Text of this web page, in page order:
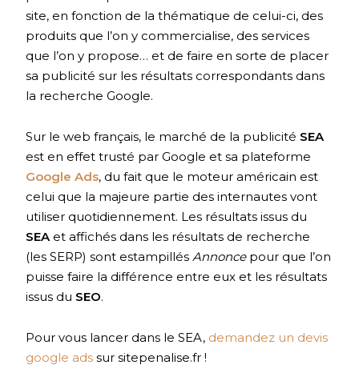
site, en fonction de la thématique de celui-ci, des
produits que l’on y commercialise, des services
que l’on y propose… et de faire en sorte de placer
sa publicité sur les résultats correspondants dans
la recherche Google.
Sur le web français, le marché de la publicité SEA
est en effet trusté par Google et sa plateforme
Google Ads, du fait que le moteur américain est
celui que la majeure partie des internautes vont
utiliser quotidiennement. Les résultats issus du
SEA et affichés dans les résultats de recherche
(les SERP) sont estampillés Annoncepour que l’on
puisse faire la différence entre eux et les résultats
issus du SEO.
Pour vous lancer dans le SEA, demandez un devis
google ads sur sitepenalise.fr !